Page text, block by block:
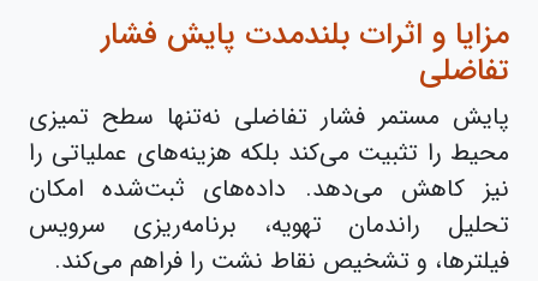
مزایا و اثرات بلندمدت پایش فشار
تفاضلی
پایش مستمر فشار تفاضلی نه‌تنها سطح تمیزی
محیط را تثبیت می‌کند بلکه هزینه‌های عملیاتی را
نیز کاهش می‌دهد. داده‌های ثبت‌شده امکان
تحلیل راندمان تهویه، برنامه‌ریزی سرویس
فیلترها، و تشخیص نقاط نشت را فراهم می‌کند.